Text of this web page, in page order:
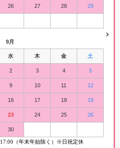
26 27 28 29
9月
水 木 金 土
2 3 4 5
9 10 11 12
16 17 18 19
23 24 25 26
30
17:00（年末年始除く）※日祝定休